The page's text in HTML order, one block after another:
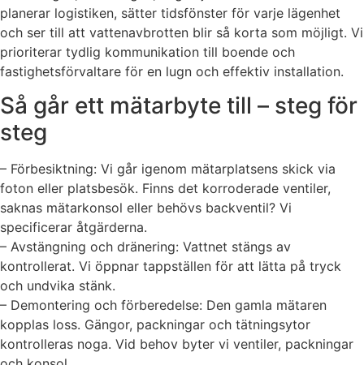
planerar logistiken, sätter tidsfönster för varje lägenhet
och ser till att vattenavbrotten blir så korta som möjligt. Vi
prioriterar tydlig kommunikation till boende och
fastighetsförvaltare för en lugn och effektiv installation.
Så går ett mätarbyte till – steg för
steg
– Förbesiktning: Vi går igenom mätarplatsens skick via
foton eller platsbesök. Finns det korroderade ventiler,
saknas mätarkonsol eller behövs backventil? Vi
specificerar åtgärderna.
– Avstängning och dränering: Vattnet stängs av
kontrollerat. Vi öppnar tappställen för att lätta på tryck
och undvika stänk.
– Demontering och förberedelse: Den gamla mätaren
kopplas loss. Gängor, packningar och tätningsytor
kontrolleras noga. Vid behov byter vi ventiler, packningar